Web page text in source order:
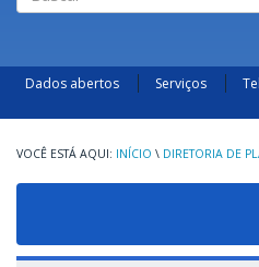
Dados abertos Serviços
INÍCIO \ DIRETORIA DE